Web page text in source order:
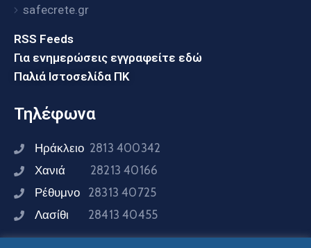
safecrete.gr
RSS Feeds
Για ενημερώσεις εγγραφείτε εδώ
Παλιά Ιστοσελίδα ΠΚ
Τηλέφωνα
Ηράκλειο 2813 400342
Χανιά 28213 40166
Ρέθυμνο 28313 40725
Λασίθι 28413 40455